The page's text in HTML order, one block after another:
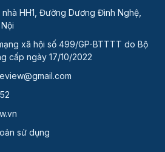
HH1, Đường Dương Đình Nghệ,
xã hội số 499/GP-BTTTT do Bộ
cấp ngày 17/10/2022
sử dụng